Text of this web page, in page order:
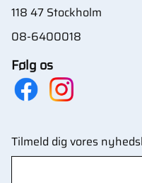
118 47 Stockholm
08-6400018
Følg os
Tilmeld dig vores